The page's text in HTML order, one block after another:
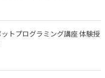
トプログラミング講座 体験授